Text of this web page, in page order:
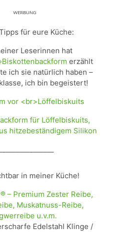
ᵂᴱᴿᴮᵁᴺᴳ
für eure Küche:
Leserinnen hat
erzählt
ich sie natürlich haben –
ich bin begeistert!
für Löffelbiskuits,
hitzebeständigem Silikon
in meiner Küche!
– Premium Zester Reibe,
Muskatnuss-Reibe,
u.v.m.
Edelstahl Klinge /